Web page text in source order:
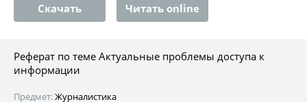
Скачать Читать online
Реферат по теме Актуальные проблемы доступа к
информации
Предмет:Журналистика